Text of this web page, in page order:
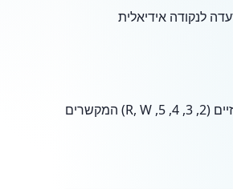
לנקודה אידיאלית
הגישה למקום נוחה במיוחד באמצעות התחבורה הציבורית של ניו יורק, עם קרבה לקווי הסאבוויי המרכזיים (2, 3, 4, 5, R, W) המקשרים